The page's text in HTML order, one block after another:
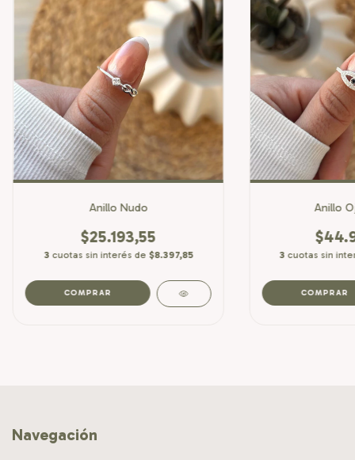
Anillo Nudo
$25.193,55
3 cuotas sin interés de $8.397,85
COMPRAR
Anillo
3 cuotas sin
COMPRAR
Navegación